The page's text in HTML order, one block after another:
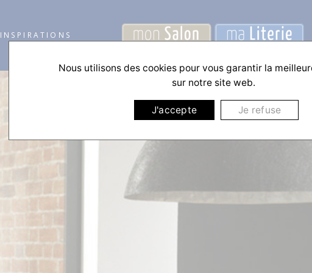
INSPIRATIONS
Nous utilisons des cookies pour vous garantir la
sur notre site web.
J'accepte Je refuse